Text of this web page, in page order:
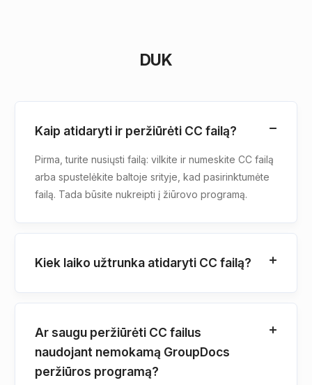
DUK
Kaip atidaryti ir peržiūrėti CC failą?
Pirma, turite nusiųsti failą: vilkite ir numeskite CC failą
arba spustelėkite baltoje srityje, kad pasirinktumėte
failą. Tada būsite nukreipti į žiūrovo programą.
Kiek laiko užtrunka atidaryti CC failą?
Ar saugu peržiūrėti CC failus
naudojant nemokamą GroupDocs
peržiūros programą?